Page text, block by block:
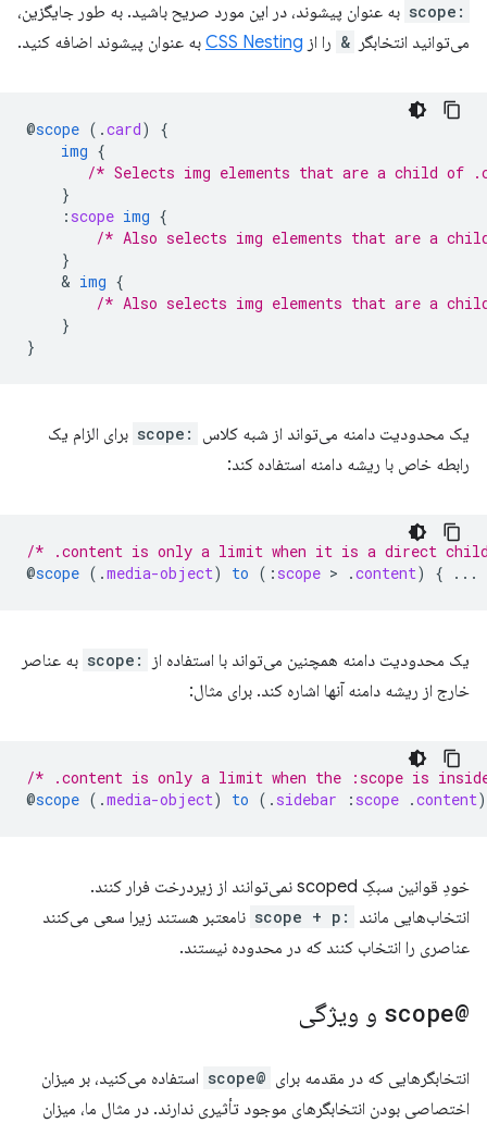
:scope
به عنوان پیشوند، در این مورد صریح باشید. به طور جایگزین،
می‌توانید انتخابگر & را از CSS Nesting به عنوان پیشوند اضافه کنید.
@scope ( .card)
{
img {
/* Selects img elements that are a child of
}
: scope img {
/* Also selects img elements that are a
}
    &
img {
/* Also selects img elements that are a
}
}
یک محدودیت دامنه می‌تواند از شبه کلاس :scope
برای الزام یک
رابطه خاص با ریشه دامنه استفاده کند:
/* .content is only a limit when it is a direct
@scope ( .media-object) to ( : scope > .content) { ...
یک محدودیت دامنه همچنین می‌تواند با استفاده از :scope
به عناصر
خارج از ریشه دامنه آنها اشاره کند. برای مثال:
/* .content is only a limit when the :scope is
@scope ( .media-object) to ( . sidebar : scope .content)
خودِ قوانین سبکِ scoped نمی‌توانند از زیردرخت فرار کنند.
انتخاب‌هایی مانند
:scope + p
نامعتبر هستند زیرا سعی می‌کنند
عناصری را انتخاب کنند که در محدوده نیستند.
@scope و ویژگی
انتخابگرهایی که در مقدمه برای @scope
استفاده می‌کنید، بر میزان
اختصاصی بودن انتخابگرهای موجود تأثیری ندارند. در مثال ما، میزان